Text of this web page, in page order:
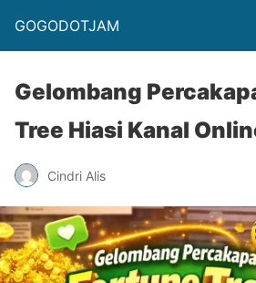
GOGODOTJAM
Gelombang
Tree Hiasi Kanal
Cindri Alis